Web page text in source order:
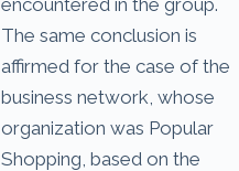
The same conclusion is
affirmed for the case of the
business network, whose
organization was Popular
Shopping, based on the